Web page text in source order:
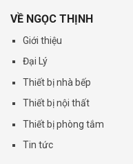
VỀ NGỌC THỊNH
Giới thiệu
Đại Lý
Thiết bị nhà bếp
Thiết bị nội thất
Thiết bị phòng tắm
Tin tức